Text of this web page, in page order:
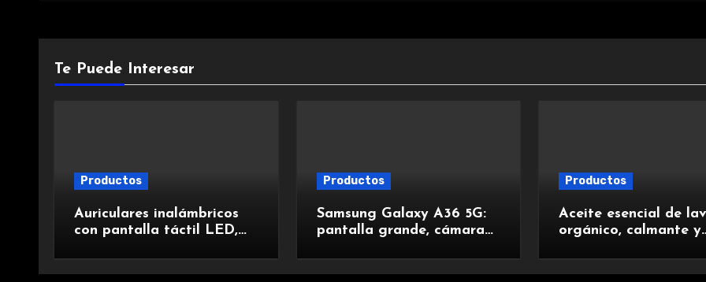
Te Puede Interesar
Productos
Auriculares inalámbricos
con pantalla táctil LED,
de ruido, impermeables y
Productos
Samsung Galaxy A36 5G:
pantalla grande, cámara
y carga rápida para una
Productos
Aceite esencial de
orgánico, calmante y
aromaterapia.